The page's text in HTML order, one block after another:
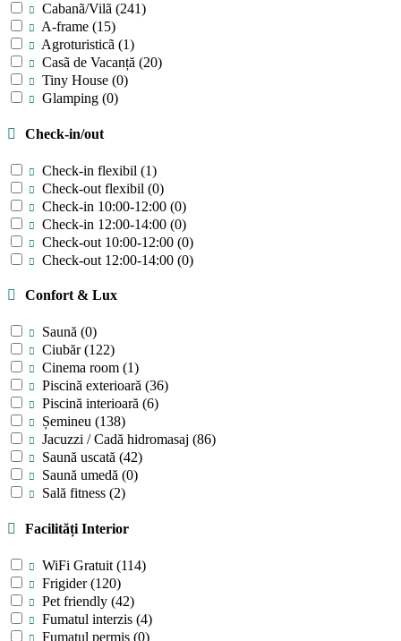
Cabanã/Vilã (241)
A-frame (15)
Agroturisticã (1)
Casã de Vacanță (20)
Tiny House (0)
Glamping (0)
Check-in/out
Check-in flexibil (1)
Check-out flexibil (0)
Check-in 10:00-12:00 (0)
Check-in 12:00-14:00 (0)
Check-out 10:00-12:00 (0)
Check-out 12:00-14:00 (0)
Confort & Lux
Saună (0)
Ciubăr(122)
Cinema room (1)
Piscină exterioară (36)
Piscină interioară (6)
Șemineu (138)
Jacuzzi / Cadă hidromasaj (86)
Saună uscată (42)
Saună umedă (0)
Sală fitness (2)
Facilități Interior
WiFi Gratuit (114)
Frigider(120)
Pet friendly (42)
Fumatul interzis (4)
Fumatul permis (0)